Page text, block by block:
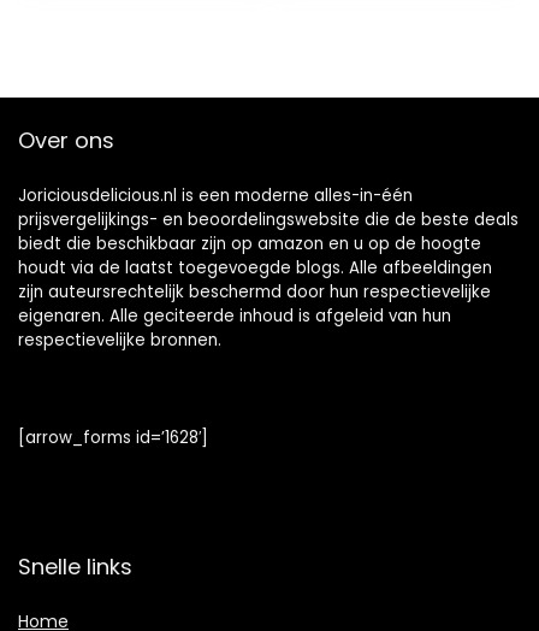
Over ons
Joriciousdelicious.nl is een moderne alles-in-één
prijsvergelijkings- en beoordelingswebsite die de beste deals
biedt die beschikbaar zijn op amazon en u op de hoogte
houdt via de laatst toegevoegde blogs. Alle afbeeldingen
zijn auteursrechtelijk beschermd door hun respectievelijke
eigenaren. Alle geciteerde inhoud is afgeleid van hun
respectievelijke bronnen.
[arrow_forms id=’1628′]
Snelle links
Home